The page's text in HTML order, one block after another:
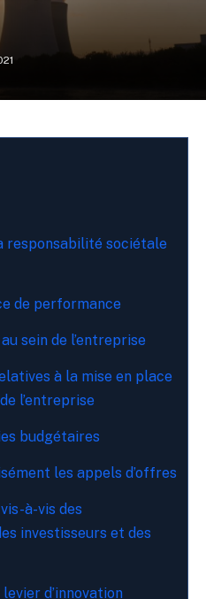
responsabilité sociétale
de performance
sein de l’entreprise
à la mise en place
l’entreprise
budgétaires
les appels d’offres
à-vis des
investisseurs et des
d’innovation